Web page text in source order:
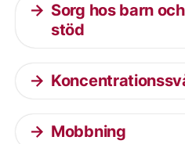
Sorg hos barn
stöd
Mobbning